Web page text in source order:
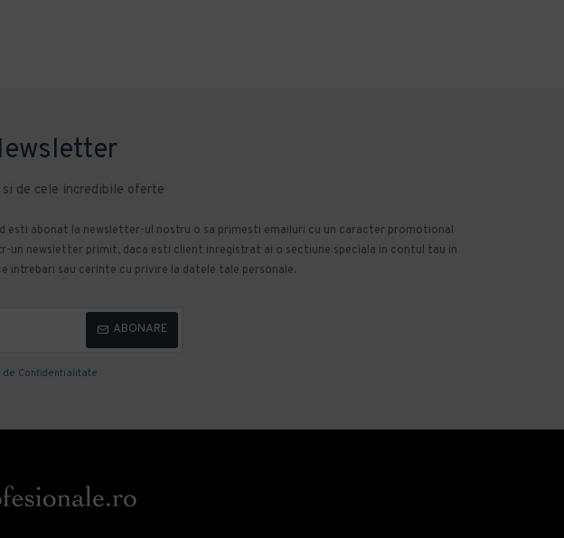
de cele incredibile oferte
abonat la newsletter-ul nostru o sa primesti emailuri cu un caracter promotional
newsletter primit, daca esti client inregistrat ai o sectiune speciala in contul tau in
intrebari sau cerinte cu privire la datele tale personale.
ABONARE
de Confidentialitate